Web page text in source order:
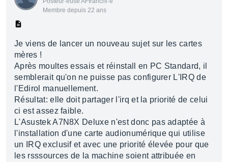
Membre depuis 22 ans
Je viens de lancer un nouveau sujet sur les cartes
mères !
Après moultes essais et réinstall en PC Standard, il
semblerait qu'on ne puisse pas configurer L'IRQ de
l'Edirol manuellement.
Résultat: elle doit partager l'irq et la priorité de celui
ci est assez faible.
L'Asustek A7N8X Deluxe n'est donc pas adaptée à
l'installation d'une carte audionumérique qui utilise
un IRQ exclusif et avec une priorité élevée pour que
les rsssources de la machine soient attribuée en